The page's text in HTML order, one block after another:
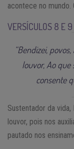
acontece no mundo.
VERSÍCULOS 8 E 9
“Bendizei,
louvor, Ao que
consente
Sustentador da
louvor, pois nos
pautado nos